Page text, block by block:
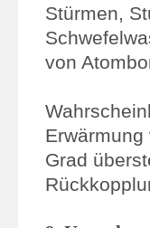
Stürmen,
von
Grad